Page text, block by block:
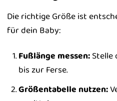
Die richtige Größe ist
für dein Baby:
Fußlänge messen:Stelle
bis zur Ferse.
Größentabelle nutzen: